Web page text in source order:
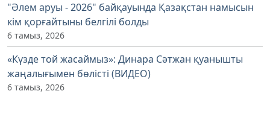
"Әлем аруы - 2026" байқауында Қазақстан намысын
кім қорғайтыны белгілі болды
6 тамыз, 2026
«Күзде той жасаймыз»: Динара Сәтжан қуанышты
жаңалығымен бөлісті (ВИДЕО)
6 тамыз, 2026